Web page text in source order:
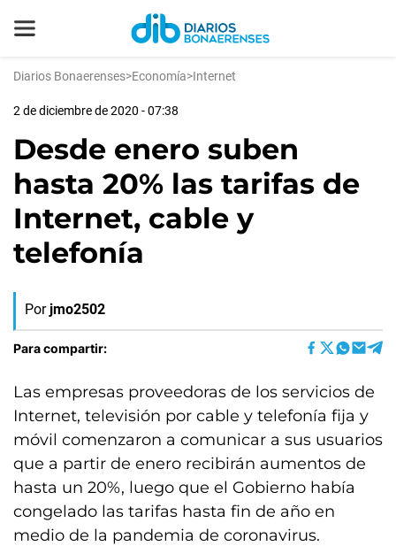
Diarios Bonaerenses>Economía>Internet
2 de diciembre de 2020 - 07:38
Desde enero suben
hasta 20% las tarifas de
Internet, cable y
telefonía
Por jmo2502
Para compartir:
Las empresas proveedoras de los servicios de
Internet, televisión por cable y telefonía fija y
móvil comenzaron a comunicar a sus usuarios
que a partir de enero recibirán aumentos de
hasta un 20%, luego que el Gobierno había
congelado las tarifas hasta fin de año en
medio de la pandemia de coronavirus.